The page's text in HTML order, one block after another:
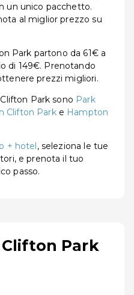
un unico pacchetto.
al miglior prezzo su
Park partono da 61€ a
di 149€. Prenotando
prezzi migliori.
Park sono Park
Clifton Parke Hampton
+ hotel, seleziona le tue
e prenota il tuo
passo.
Park